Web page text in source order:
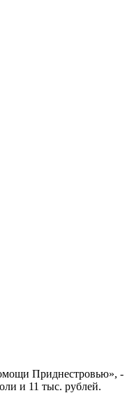
Приднестровью», -
и 11 тыс. рублей.